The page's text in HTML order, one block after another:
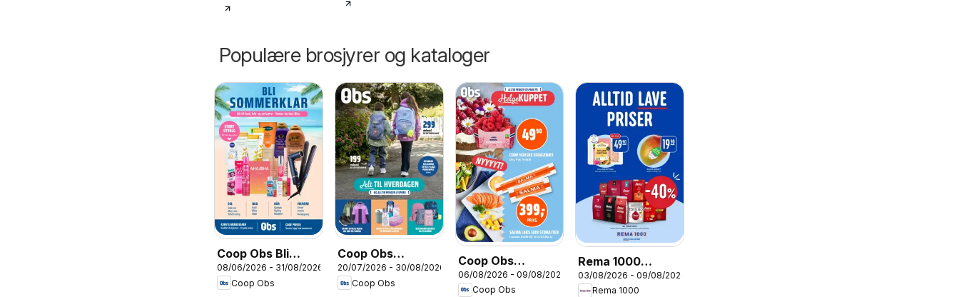
Populære brosjyrer og kataloger
Coop Obs Bli
sommerklar
08/06/2026 - 31/08/2026
Coop Obs
Coop Obs
Skolestart
20/07/2026 - 30/08/2026
Coop Obs
Coop Obs
kundeavis
06/08/2026 - 09/08/2026
Coop Obs
Rema 1000
kundeavis
03/08/2026 - 09/08/2026
Rema 1000